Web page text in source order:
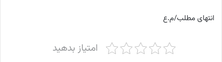
انتهای مطلب/م.ع
امتیاز بدهید